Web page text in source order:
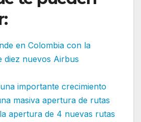
en Colombia con la
diez nuevos Airbus
importante crecimiento
masiva apertura de rutas
apertura de 4 nuevas rutas